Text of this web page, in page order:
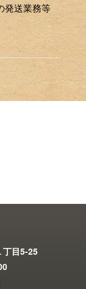
発送業務等
丁目5-25